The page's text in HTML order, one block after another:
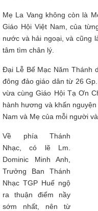
Mẹ La Vang không còn là
Giáo Hội Việt Nam, của
nước và hải ngoại, và cũng
tâm tìm chân lý.
Đại Lễ Bế Mạc Năm Thánh
đông đảo giáo dân từ 26
vừa cùng Giáo Hội Tạ Ơn
hành hương và khấn
Nam và Mẹ của mỗi người
Về phía Thánh
Nhạc, có lẽ Lm.
Dominic Minh Anh,
Trưởng Ban Thánh
Nhạc TGP Huế ngộ
ra thuận điểm nầy
sớm nhất, nên từ